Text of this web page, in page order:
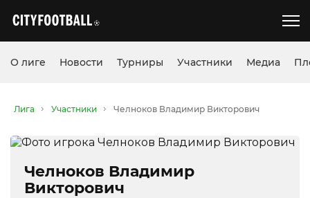
О лиге Новости Турниры Участники Медиа
Лига Участники Челноков Владимир Викторович
Челноков Владимир
Викторович